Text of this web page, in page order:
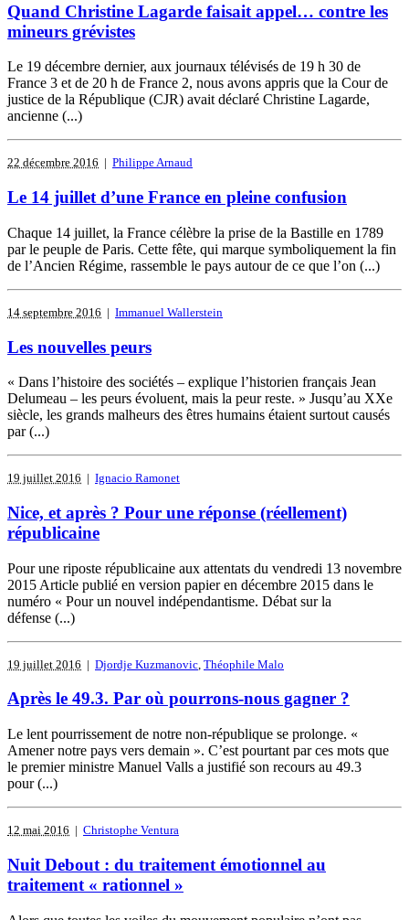
Quand Christine Lagarde faisait appel… contre les
mineurs grévistes
Le 19 décembre dernier, aux journaux télévisés de 19 h 30 de
France 3 et de 20 h de France 2, nous avons appris que la Cour de
justice de la République (CJR) avait déclaré Christine Lagarde,
ancienne (...)
22 décembre 2016 | Philippe Arnaud
Le 14 juillet d’une France en pleine confusion
Chaque 14 juillet, la France célèbre la prise de la Bastille en 1789
par le peuple de Paris. Cette fête, qui marque symboliquement la fin
de l’Ancien Régime, rassemble le pays autour de ce que l’on (...)
14 septembre 2016 | Immanuel Wallerstein
Les nouvelles peurs
« Dans l’histoire des sociétés – explique l’historien français Jean
Delumeau – les peurs évoluent, mais la peur reste. » Jusqu’au XXe
siècle, les grands malheurs des êtres humains étaient surtout causés
par (...)
19 juillet 2016 | Ignacio Ramonet
Nice, et après ? Pour une réponse (réellement)
républicaine
Pour une riposte républicaine aux attentats du vendredi 13 novembre
2015 Article publié en version papier en décembre 2015 dans le
numéro « Pour un nouvel indépendantisme. Débat sur la
défense (...)
19 juillet 2016 | Djordje Kuzmanovic Théophile Malo
Après le 49.3. Par où pourrons-nous gagner ?
Le lent pourrissement de notre non-république se prolonge. «
Amener notre pays vers demain ». C’est pourtant par ces mots que
le premier ministre Manuel Valls a justifié son recours au 49.3
pour (...)
12 mai 2016 | Christophe Ventura
Nuit Debout : du traitement émotionnel au
traitement « rationnel »